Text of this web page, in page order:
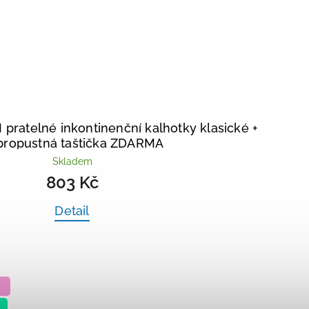
pratelné inkontinenční kalhotky klasické+
taštička ZDARMA
Skladem
803 Kč
Detail